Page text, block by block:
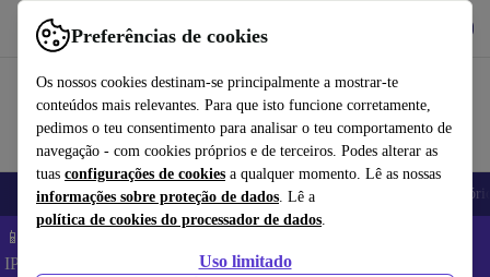
Preferências de cookies
Os nossos cookies destinam-se principalmente a mostrar-te
conteúdos mais relevantes. Para que isto funcione corretamente,
pedimos o teu consentimento para analisar o teu comportamento de
navegação - com cookies próprios e de terceiros. Podes alterar as
tuas configurações de cookies a qualquer momento. Lê as nossas
informações sobre proteção de dados. Lê a
política de cookies do processador de dados.
Uso limitado
Use o refurbed de forma rápida e fácil
Telemóveis Computadores Portáteis Tablets
📱 Poupa 5% EXTRA em todos os iPhones – Código:
IPHONEDEAL –